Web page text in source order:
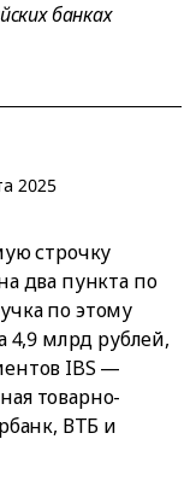
банках
2025
строчку
два пункта по
по этому
4,9 млрд рублей,
IBS —
товарно-
ВТБ и